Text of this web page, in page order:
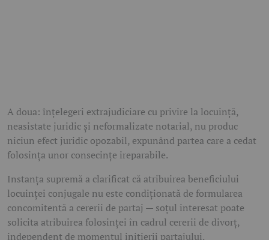
A doua: înțelegeri extrajudiciare cu privire la locuință,
neasistate juridic și neformalizate notarial, nu produc
niciun efect juridic opozabil, expunând partea care a cedat
folosința unor consecințe ireparabile.
Instanța supremă a clarificat că atribuirea beneficiului
locuinței conjugale nu este condiționată de formularea
concomitentă a cererii de partaj — soțul interesat poate
solicita atribuirea folosinței în cadrul cererii de divorț,
independent de momentul inițierii partajului.